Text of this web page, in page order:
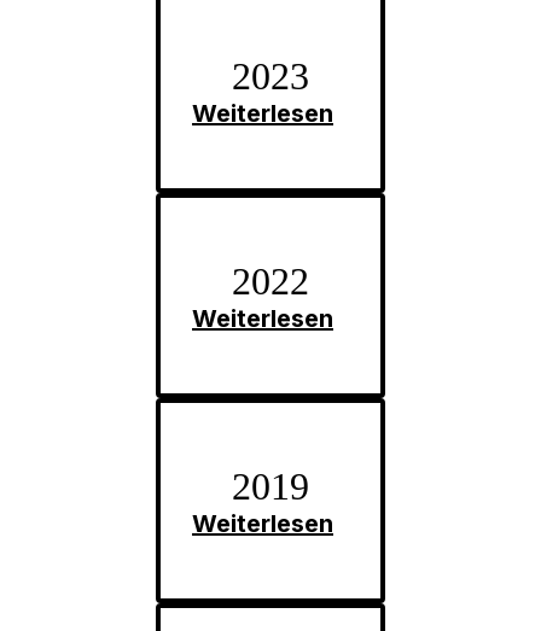
2023
Weiterlesen
2022
Weiterlesen
2019
Weiterlesen